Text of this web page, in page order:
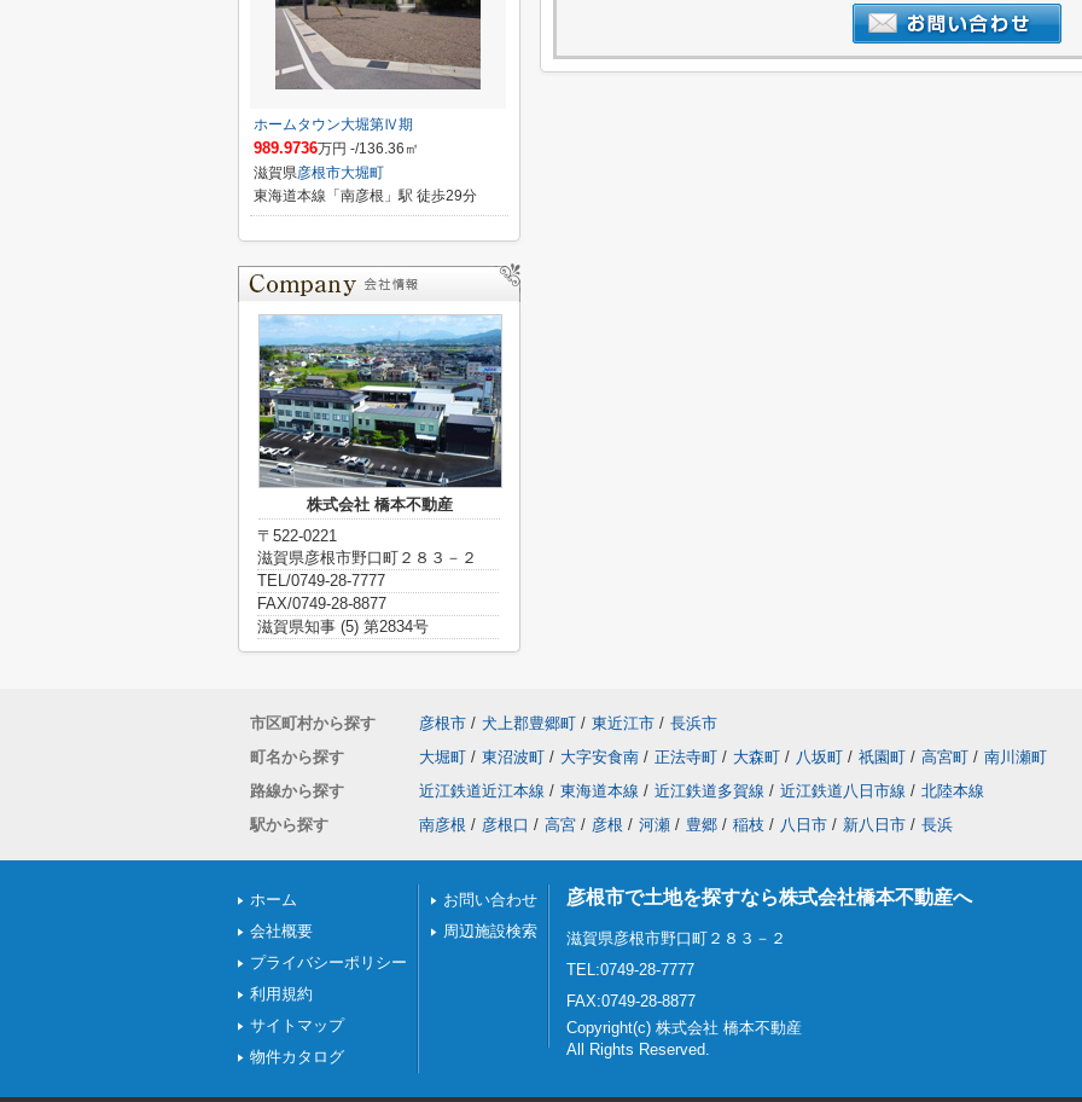
ホームタウン大堀第Ⅳ期
989.9736万円 -/136.36㎡
滋賀県彦根市大堀町
東海道本線「南彦根」駅 徒歩29分
株式会社 橋本不動産
〒522-0221
滋賀県彦根市野口町２８３－２
TEL/0749-28-7777
FAX/0749-28-8877
滋賀県知事 (5) 第2834号
市区町村から探す 彦根市 / 犬上郡豊郷町 / 東近江市 / 長浜市
町名から探す
大堀町 / 東沼波町 / 大字安食南 / 正法寺町 / 大森町 / 八坂町 / 祇園町 / 高宮町 / 南川瀬町
路線から探す
近江鉄道近江本線 / 東海道本線 / 近江鉄道多賀線 / 近江鉄道八日市線 / 北陸本線
駅から探す
南彦根 / 彦根口 / 高宮 / 彦根 / 河瀬 / 豊郷 / 稲枝 / 八日市 / 新八日市 / 長浜
ホーム
会社概要
プライバシーポリシー
利用規約
サイトマップ
物件カタログ
お問い合わせ
周辺施設検索
彦根市で土地を探すなら株式会社橋本不動産へ
滋賀県彦根市野口町２８３－２
TEL:0749-28-7777
FAX:0749-28-8877
Copyright(c) 株式会社 橋本不動産
All Rights Reserved.